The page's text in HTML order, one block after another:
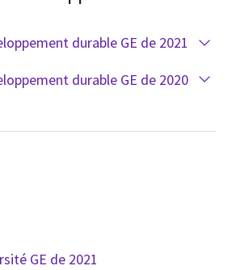
durable GE de 2021
durable GE de 2020
GE de 2021